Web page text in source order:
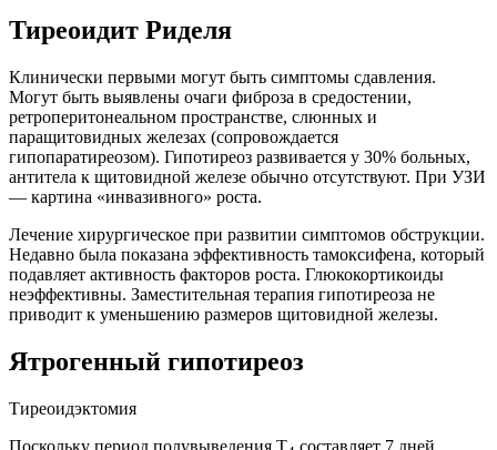
Тиреоидит Риделя
Клинически первыми могут быть симптомы сдавления.
Могут быть выявлены очаги фиброза в средостении,
ретроперитонеальном пространстве, слюнных и
паращитовидных железах (сопровождается
гипопаратиреозом). Гипотиреоз развивается у 30% больных,
антитела к щитовидной железе обычно отсутствуют. При УЗИ
— картина «инвазивного» роста.
Лечение хирургическое при развитии симптомов обструкции.
Недавно была показана эффективность тамоксифена, который
подавляет активность факторов роста. Глюкокортикоиды
неэффективны. Заместительная терапия гипотиреоза не
приводит к уменьшению размеров щитовидной железы.
Ятрогенный гипотиреоз
Тиреоидэктомия
Поскольку период полувыведения Т
составляет 7 дней,